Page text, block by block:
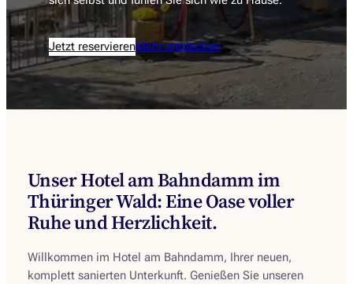
Jetzt reservierenMehr entdecken
Unser Hotel am Bahndamm im
Thüringer Wald: Eine Oase voller
Ruhe und Herzlichkeit.
Willkommen im Hotel am Bahndamm, Ihrer neuen,
komplett sanierten Unterkunft. Genießen Sie unseren